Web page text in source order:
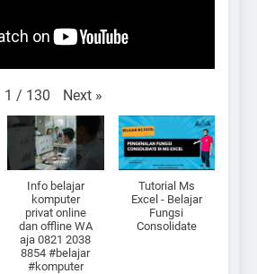
1 / 130 Next »
Info belajar
komputer
privat online
dan offline WA
aja 0821 2038
8854 #belajar
#komputer
Tutorial Ms
Excel - Belajar
Fungsi
Consolidate